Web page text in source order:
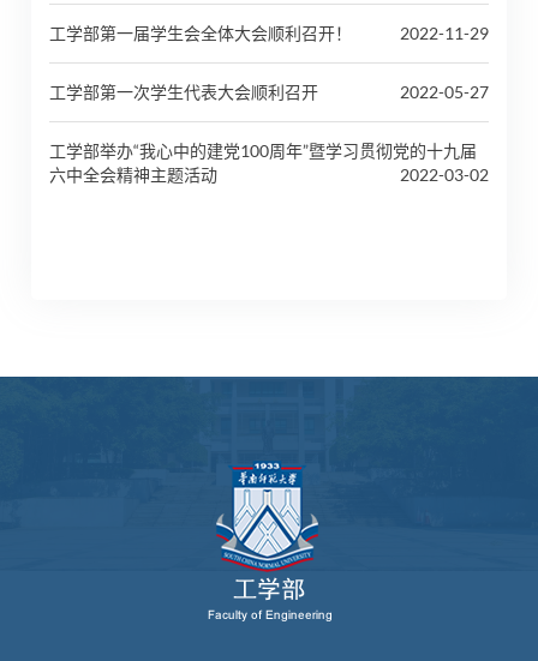
工学部第一届学生会全体大会顺利召开！ 2022-11-29
工学部第一次学生代表大会顺利召开 2022-05-27
工学部举办“我心中的建党100周年”暨学习贯彻党的十九届
六中全会精神主题活动
2022-03-02